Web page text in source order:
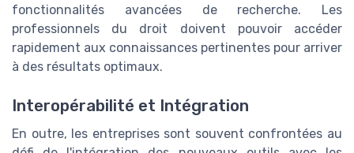
fonctionnalités avancées de recherche. Les
professionnels du droit doivent pouvoir accéder
rapidement aux connaissances pertinentes pour arriver
à des résultats optimaux.
Interopérabilité et Intégration
En outre, les entreprises sont souvent confrontées au